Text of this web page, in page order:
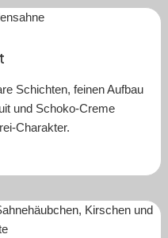
Schichten, feinen Aufbau
und Schoko-Creme
Charakter.